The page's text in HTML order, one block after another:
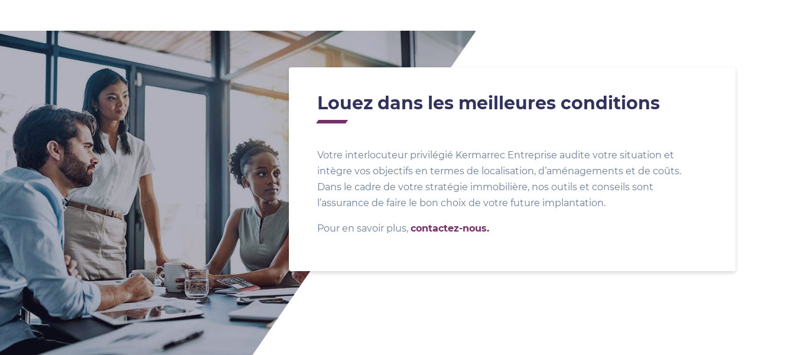
Louez dans les meilleures conditions
Votre interlocuteur privilégié Kermarrec Entreprise audite votre situation et
intègre vos objectifs en termes de localisation, d’aménagements et de coûts.
Dans le cadre de votre stratégie immobilière, nos outils et conseils sont
l’assurance de faire le bon choix de votre future implantation.
Pour en savoir plus, contactez-nous.